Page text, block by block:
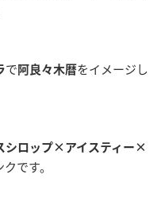
で 阿良々木暦をイメージし
シロップ×アイスティー×
です。